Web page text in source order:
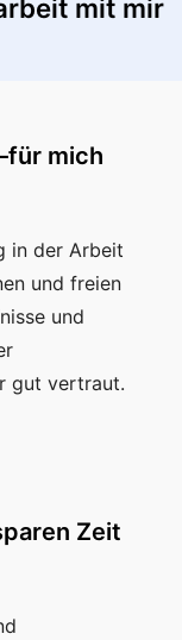
mit mir
mich
in der Arbeit
und freien
und
gut vertraut.
Zeit